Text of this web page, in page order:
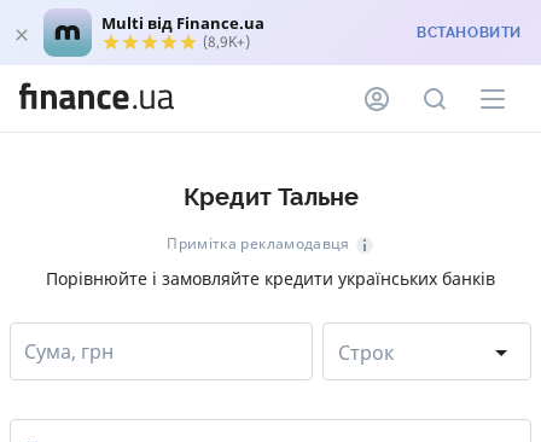
Multi від Finance.ua
(8,9K+) ВСТАНОВИТИ
Кредит Тальне
Примітка рекламодавця
Порівнюйте і замовляйте кредити українських банків
Сума, грн Строк